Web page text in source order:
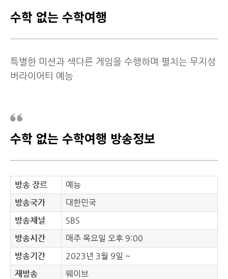
수학 없는 수학여행
특별한 미션과 색다른 게임을 수행하며 펼치는 무지성
버라이어티 예능
수학 없는 수학여행 방송정보
방송 장르
예능
방송국가
대한민국
방송채널
SBS
방송시간
매주 목요일 오후 9:00
방송기간
2023년 3월 9일 ~
재방송
웨이브